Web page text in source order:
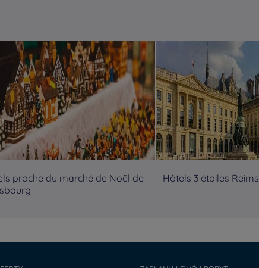
proche du marché de Noël de
Hôtels 3 étoiles Reims